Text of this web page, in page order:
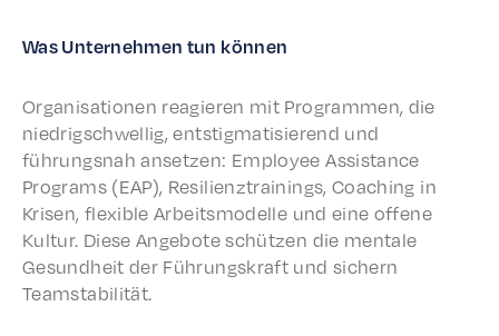
Was Unternehmen tun können
Organ­i­sa­tio­nen reagieren mit Program­men, die
niedrigschwellig, entstig­ma­tisierend und
führungsnah anset­zen: Employ­ee Assis­tance
Programs (EAP), Resilien­z­train­ings, Coach­ing in
Krisen, flex­i­ble Arbeitsmod­elle und eine offene
Kultur. Diese Ange­bote schützen die mentale
Gesund­heit der Führungskraft und sich­ern
Teamstabilität.